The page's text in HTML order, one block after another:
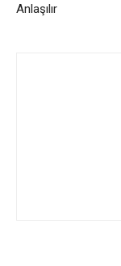
Anlaşılır